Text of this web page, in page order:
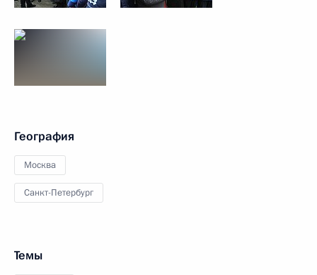
География
Москва
Санкт-Петербург
Темы